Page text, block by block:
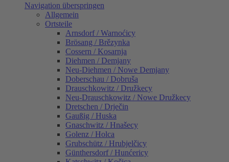
Navigation überspringen
Allgemein
Ortsteile
Arnsdorf / Warnoćicy
Brösang / Brězynka
Cossern / Kosarnja
Diehmen / Demjany
Neu-Diehmen / Nowe Demjany
Doberschau / Dobruša
Drauschkowitz / Družkecy
Neu-Drauschkowitz / Nowe Družkecy
Dretschen / Drječin
Gaußig / Huska
Gnaschwitz / Hnašecy
Golenz / Holca
Grubschütz / Hrubjelčicy
Günthersdorf / Hunćericy